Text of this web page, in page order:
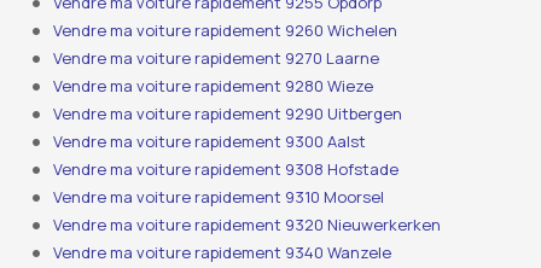
Vendre ma voiture rapidement 9260 Wichelen
Vendre ma voiture rapidement 9270 Laarne
Vendre ma voiture rapidement 9280 Wieze
Vendre ma voiture rapidement 9290 Uitbergen
Vendre ma voiture rapidement 9300 Aalst
Vendre ma voiture rapidement 9308 Hofstade
Vendre ma voiture rapidement 9310 Moorsel
Vendre ma voiture rapidement 9320 Nieuwerkerken
Vendre ma voiture rapidement 9340 Wanzele